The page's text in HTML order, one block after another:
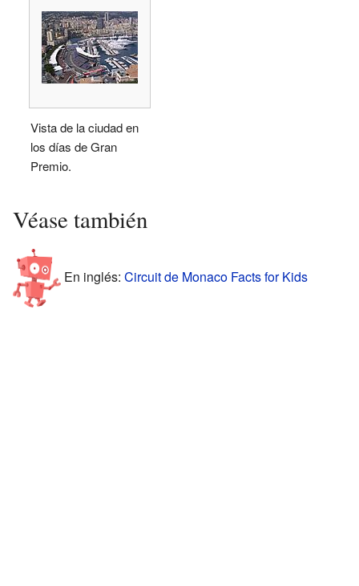
Vista de la ciudad en
los días de Gran
Premio.
Véase también
En inglés: Circuit de Monaco Facts for Kids